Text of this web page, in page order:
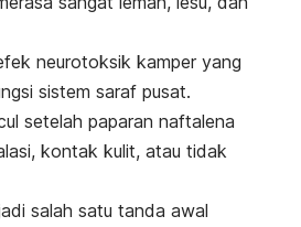
neurotoksik kamper yang
sistem saraf pusat.
setelah paparan naftalena
kontak kulit, atau tidak
salah satu tanda awal